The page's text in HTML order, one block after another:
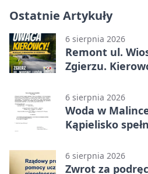
Ostatnie Artykuły
6 sierpnia 2026
Remont ul.
Zgierzu.
6 sierpnia 2026
Woda w
Kąpielisko
6 sierpnia 2026
Zwrot za